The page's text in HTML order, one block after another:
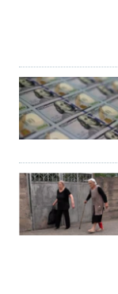
«Ազատության»